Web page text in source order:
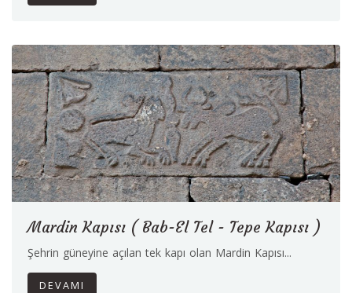
Mardin Kapısı ( Bab-El Tel - Tepe Kapısı )
Şehrin güneyine açılan tek kapı olan Mardin Kapısı...
DEVAMI